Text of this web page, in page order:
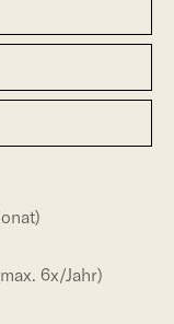
6x/Jahr)